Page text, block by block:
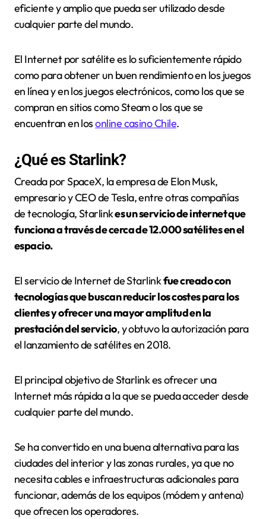
eficiente y amplio que pueda ser utilizado desde
cualquier parte del mundo.
El Internet por satélite es lo suficientemente rápido
como para obtener un buen rendimiento en los juegos
en línea y en los juegos electrónicos, como los que se
compran en sitios como Steam o los que se
encuentran en losonline casino Chile.
¿Qué es Starlink?
Creada por SpaceX, la empresa de Elon Musk,
empresario y CEO de Tesla, entre otras compañías
de tecnología, Starlinkes un servicio de internet que
funciona a través de cerca de 12.000 satélites en el
espacio.
El servicio de Internet de Starlinkfue creado con
tecnologías que buscan reducir los costes para los
clientes y ofrecer una mayor amplitud en la
prestación del servicio, y obtuvo la autorización para
el lanzamiento de satélites en 2018.
El principal objetivo de Starlink es ofrecer una
Internet más rápida a la que se pueda acceder desde
cualquier parte del mundo.
Se ha convertido en una buena alternativa para las
ciudades del interior y las zonas rurales, ya que no
necesita cables e infraestructuras adicionales para
funcionar, además de los equipos (módem y antena)
que ofrecen los operadores.